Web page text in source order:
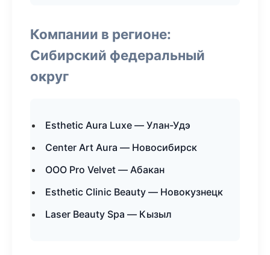
Компании в регионе:
Сибирский федеральный
округ
Esthetic Aura Luxe — Улан-Удэ
Center Art Aura — Новосибирск
ООО Pro Velvet — Абакан
Esthetic Clinic Beauty — Новокузнецк
Laser Beauty Spa — Кызыл